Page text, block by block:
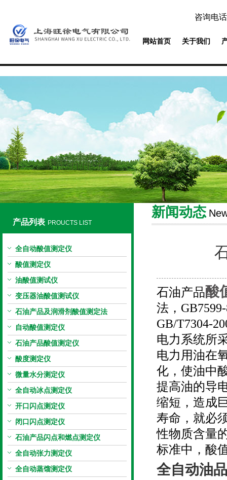
上海旺徐电气有限公司
咨询电
网站首页 关于我们
产品列表 PROUCTS LIST
全自动酸值测定仪
酸值测定仪
油酸值测试仪
变压器油酸值测试仪
石油产品及润滑剂酸值测定法
自动酸值测定仪
石油产品酸值测定仪
酸度测定仪
微量水分测定仪
全自动冰点测定仪
开口闪点测定仪
闭口闪点测定仪
石油产品闪点和燃点测定仪
全自动张力测定仪
全自动蒸馏测定仪
新闻动态
石油产品酸
法，
GB/T7304-
电力系统所
电力用油在
化，使油中
提高油的导
缩短，造成
寿命，就必
性物质含量
标准中，酸
全自动油